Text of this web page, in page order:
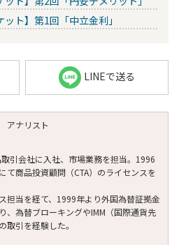
ット】第1回「中立金利」
LINEで送る
アナリスト
引会社に入社、市場業務を担当。1996
て商品投資顧問（CTA）のライセンスを
担当を経て、1999年より外国為替証拠金
、為替ブローキングやIMM（国際通貨先
取引を経験した。